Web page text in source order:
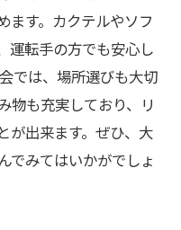
ます。カクテルやソフ
運転手の方でも安心し
では、場所選びも大切
物も充実しており、リ
が出来ます。ぜひ、大
でみてはいかがでしょ